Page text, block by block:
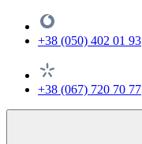
+38 (050) 402 01 93
+38 (067) 720 70 77